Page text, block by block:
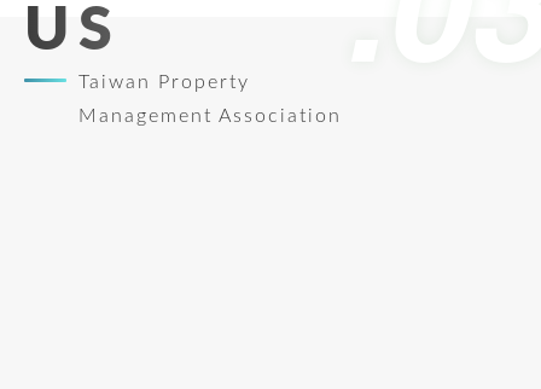
US
Taiwan Property
Management Association